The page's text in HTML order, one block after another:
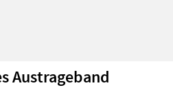
Austrageband